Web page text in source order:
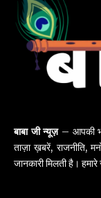
बाबा जी न्यूज़– आपकी
ताज़ा ख़बरें, राजनीति,
जानकारी मिलती है।